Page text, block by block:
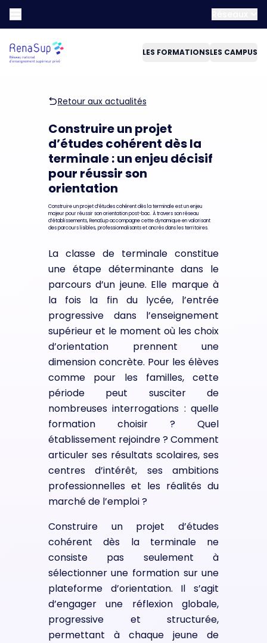
LES FORMATIONSLES CAMPUS
Retour aux actualités
Construire un projet
d’études cohérent dès la
terminale : un enjeu décisif
pour réussir son
orientation
Construire un projet d’études cohérent dès la terminale est un enjeu
majeur pour réussir son orientation post-bac. À travers son réseau
d’établissements, RenaSup accompagne cette dynamique en valorisant
des parcours lisibles, professionnalisants et ancrés dans les territoires.
La classe de terminale constitue
une étape déterminante dans le
parcours d’un jeune. Elle marque à
la fois la fin du lycée, l’entrée
progressive dans l’enseignement
supérieur et le moment où les choix
d’orientation prennent une
dimension concrète. Pour les élèves
comme pour les familles, cette
période peut susciter de
nombreuses interrogations : quelle
formation choisir ? Quel
établissement rejoindre ? Comment
articuler ses résultats scolaires, ses
centres d’intérêt, ses ambitions
professionnelles et les réalités du
marché de l’emploi ?
Construire un projet d’études
cohérent dès la terminale ne
consiste pas seulement à
sélectionner une formation sur une
plateforme d’orientation. Il s’agit
d’engager une réflexion globale,
progressive et structurée,
permettant à chaque jeune de